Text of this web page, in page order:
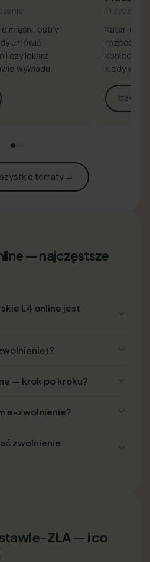
mięśni, ostry
umówić
i czy lekarz
wywiadu.
Przyczyny,
Katar,
rozpoznaj
konieczna
kiedy
Czytaj
tematy →
— najczęstsze
L4 online jest
— krok po kroku?
e-zwolnienie?
zwolnienie
e-ZLA — i co